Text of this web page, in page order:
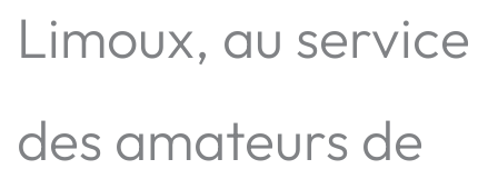
Limoux, au service
des amateurs de